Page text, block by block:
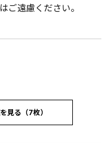
ご遠慮ください。
見る（7枚）